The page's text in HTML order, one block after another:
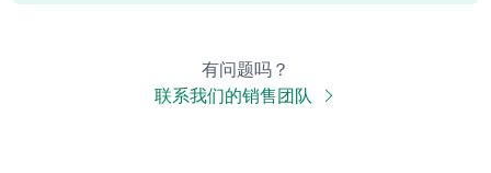
有问题吗？
联系我们的销售团队